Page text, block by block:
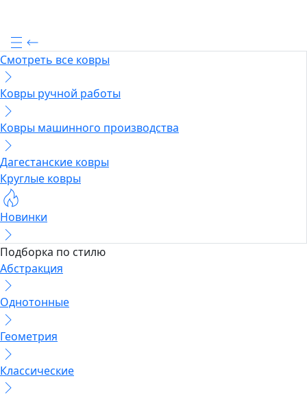
Смотреть все ковры
Ковры ручной работы
Ковры машинного производства
Дагестанские ковры
Круглые ковры
Новинки
Подборка по стилю
Абстракция
Однотонные
Геометрия
Классические